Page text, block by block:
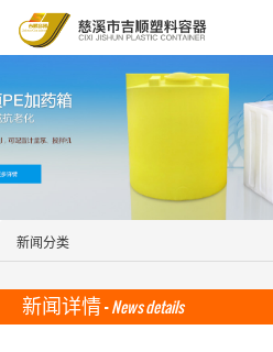
新闻分类
新闻详情 -News details